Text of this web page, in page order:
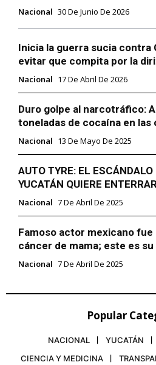
Nacional 30 De Junio De 2026
Inicia la guerra sucia contra
evitar que compita por la
Nacional 17 De Abril De 2026
Duro golpe al narcotráfico:
toneladas de cocaína en
Nacional 13 De Mayo De 2025
AUTO TYRE: EL
YUCATÁN QUIERE ENTERRAR
Nacional 7 De Abril De 2025
Famoso actor mexicano
cáncer de mama; este es
Nacional 7 De Abril De 2025
Popular
NACIONAL YUCATÁN
CIENCIA Y MEDICINA